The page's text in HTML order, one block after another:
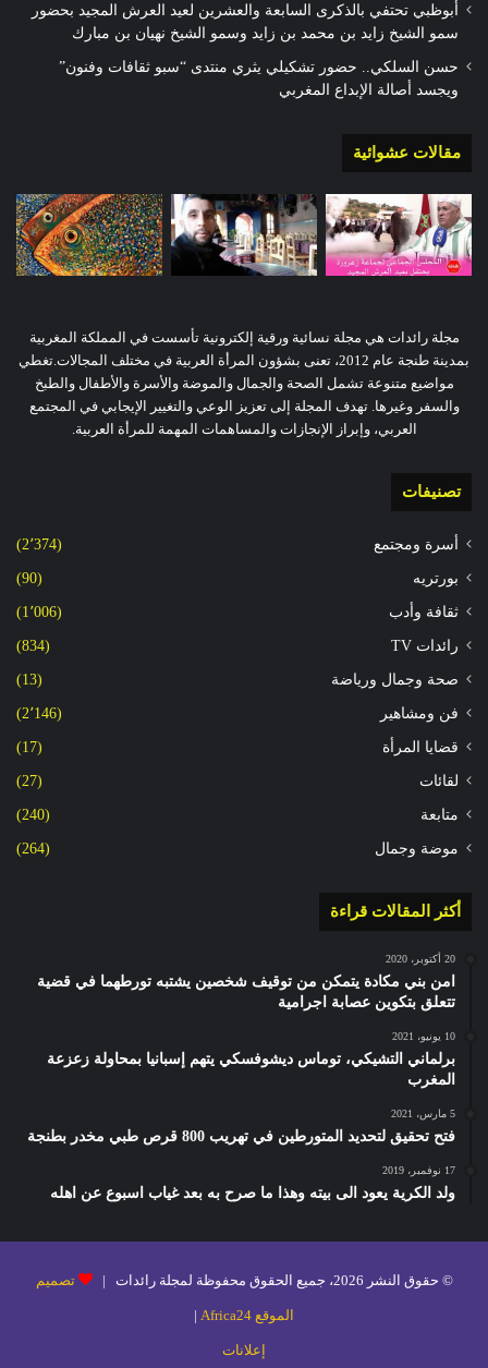
أبوظبي تحتفي بالذكرى السابعة والعشرين لعيد العرش المجيد بحضور
سمو الشيخ زايد بن محمد بن زايد وسمو الشيخ نهيان بن مبارك
حسن السلكي.. حضور تشكيلي يثري منتدى “سبو ثقافات وفنون”
ويجسد أصالة الإبداع المغربي
مقالات عشوائية
مجلة رائدات هي مجلة نسائية ورقية إلكترونية تأسست في المملكة المغربية
بمدينة طنجة عام 2012، تعنى بشؤون المرأة العربية في مختلف المجالات.تغطي
مواضيع متنوعة تشمل الصحة والجمال والموضة والأسرة والأطفال والطبخ
والسفر وغيرها. تهدف المجلة إلى تعزيز الوعي والتغيير الإيجابي في المجتمع
العربي، وإبراز الإنجازات والمساهمات المهمة للمرأة العربية.
تصنيفات
أسرة ومجتمع (2٬374)
بورتريه (90)
ثقافة وأدب (1٬006)
رائدات TV (834)
صحة وجمال ورياضة (13)
فن ومشاهير (2٬146)
قضايا المرأة (17)
لقائات (27)
متابعة (240)
موضة وجمال (264)
أكثر المقالات قراءة
20 أكتوبر، 2020
امن بني مكادة يتمكن من توقيف شخصين يشتبه تورطهما في قضية
تتعلق بتكوين عصابة اجرامية
10 يونيو، 2021
برلماني التشيكي، توماس ديشوفسكي يتهم إسبانيا بمحاولة زعزعة
المغرب
5 مارس، 2021
فتح تحقيق لتحديد المتورطين في تهريب 800 قرص طبي مخدر بطنجة
17 نوفمبر، 2019
ولد الكرية يعود الى بيته وهذا ما صرح به بعد غياب اسبوع عن اهله
© حقوق النشر 2026، جميع الحقوق محفوظة لمجلة رائدات | تصميم
الموقع Africa24 |
إعلانات